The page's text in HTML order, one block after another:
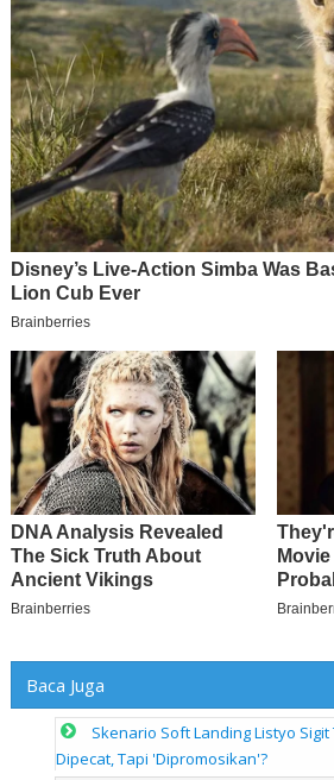
Baca Juga
Skenario Soft Landing Listyo
Dipecat, Tapi 'Dipromosikan'?